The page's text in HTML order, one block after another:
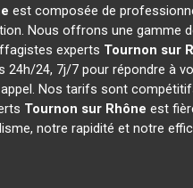
est composée de
Nous offrons une gamme
experts Tournon sur
24, 7j/7 pour répondre à
Nos tarifs sont
Tournon sur Rhône est
notre rapidité et notre